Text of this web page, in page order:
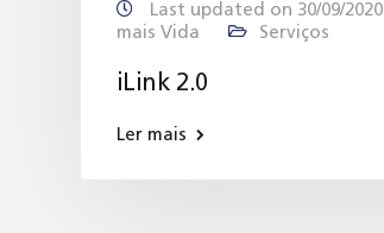
Last updated on 30/09/2020
mais Vida
Serviços
iLink 2.0
Ler mais